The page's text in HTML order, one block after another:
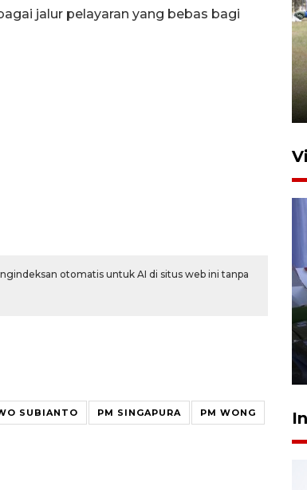
jalur pelayaran yang bebas bagi
otomatis untuk AI di situs web ini tanpa
SUBIANTO PM SINGAPURA PM WONG